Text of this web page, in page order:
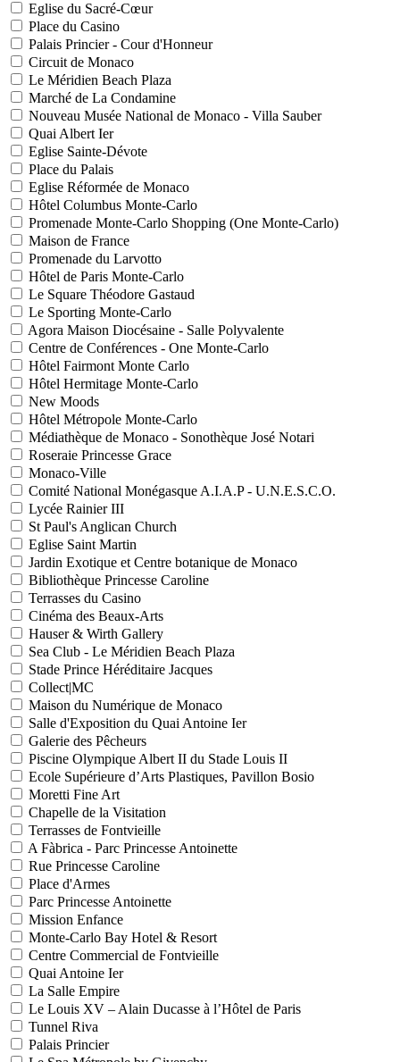
Eglise du Sacré-Cœur
Place du Casino
Palais Princier - Cour d'Honneur
Circuit de Monaco
Le Méridien Beach Plaza
Marché de La Condamine
Nouveau Musée National de Monaco - Villa Sauber
Quai Albert Ier
Eglise Sainte-Dévote
Place du Palais
Eglise Réformée de Monaco
Hôtel Columbus Monte-Carlo
Promenade Monte-Carlo Shopping (One Monte-Carlo)
Maison de France
Promenade du Larvotto
Hôtel de Paris Monte-Carlo
Le Square Théodore Gastaud
Le Sporting Monte-Carlo
Agora Maison Diocésaine - Salle Polyvalente
Centre de Conférences - One Monte-Carlo
Hôtel Fairmont Monte Carlo
Hôtel Hermitage Monte-Carlo
New Moods
Hôtel Métropole Monte-Carlo
Médiathèque de Monaco - Sonothèque José Notari
Roseraie Princesse Grace
Monaco-Ville
Comité National Monégasque A.I.A.P - U.N.E.S.C.O.
Lycée Rainier III
St Paul's Anglican Church
Eglise Saint Martin
Jardin Exotique et Centre botanique de Monaco
Bibliothèque Princesse Caroline
Terrasses du Casino
Cinéma des Beaux-Arts
Hauser & Wirth Gallery
Sea Club - Le Méridien Beach Plaza
Stade Prince Héréditaire Jacques
Collect|MC
Maison du Numérique de Monaco
Salle d'Exposition du Quai Antoine Ier
Galerie des Pêcheurs
Piscine Olympique Albert II du Stade Louis II
Ecole Supérieure d’Arts Plastiques, Pavillon Bosio
Moretti Fine Art
Chapelle de la Visitation
Terrasses de Fontvieille
A Fàbrica - Parc Princesse Antoinette
Rue Princesse Caroline
Place d'Armes
Parc Princesse Antoinette
Mission Enfance
Monte-Carlo Bay Hotel & Resort
Centre Commercial de Fontvieille
Quai Antoine Ier
La Salle Empire
Le Louis XV – Alain Ducasse à l’Hôtel de Paris
Tunnel Riva
Palais Princier